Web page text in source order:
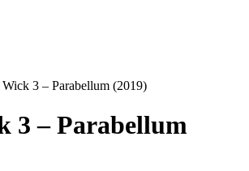
Wick 3 – Parabellum (2019)
3 – Parabellum